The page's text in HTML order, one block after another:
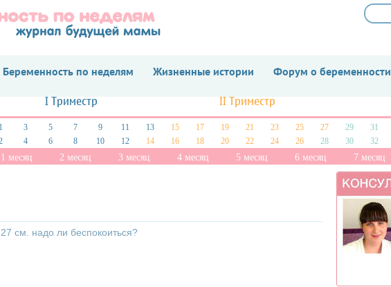
Беременность по неделям Жизненные истории Форум о беременности
I Триместр II Триместр
1 3 5 7 9 11 13 15 17 19 21 23 25 27 29 31
4 6 8 10 12 14 16 18 20 22 24 26 28 30 32
1 месяц 2 месяц 3 месяц 4 месяц 5 месяц 6 месяц 7 месяц
см. надо ли беспокоиться?